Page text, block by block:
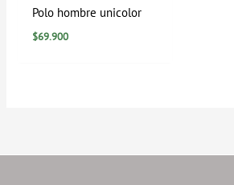
Polo hombre unicolor
$69.900